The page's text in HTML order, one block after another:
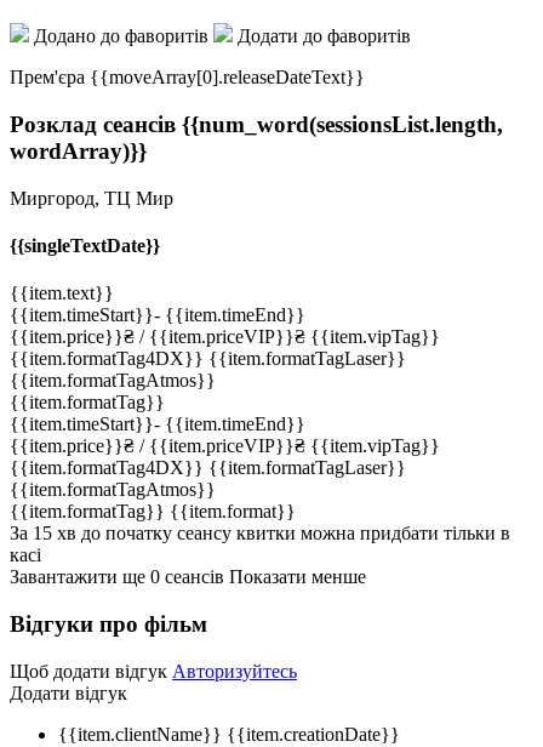
Додано до фаворитів
Додати до фаворитів
Прем'єра {{moveArray[0].releaseDateText}}
Розклад сеансів {{num_word(sessionsList.length,
wordArray)}}
Миргород, ТЦ Мир
{{singleTextDate}}
{{item.text}}
{{item.timeStart}}- {{item.timeEnd}}
{{item.price}}₴ / {{item.priceVIP}}₴ {{item.vipTag}}
{{item.formatTag4DX}} {{item.formatTagLaser}}
{{item.formatTagAtmos}}
{{item.formatTag}}
{{item.timeStart}}- {{item.timeEnd}}
{{item.price}}₴ / {{item.priceVIP}}₴ {{item.vipTag}}
{{item.formatTag4DX}} {{item.formatTagLaser}}
{{item.formatTagAtmos}}
{{item.formatTag}} {{item.format}}
За 15 хв до початку сеансу квитки можна придбати тільки в
касі
Завантажити ще 0 cеансів Показати менше
Відгуки про фільм
Щоб додати відгук Авторизуйтесь
Додати відгук
{{item.clientName}} {{item.creationDate}}